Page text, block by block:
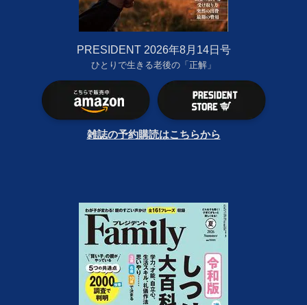
PRESIDENT 2026年8月14日号
ひとりで生きる老後の「正解」
雑誌の予約購読はこちらから